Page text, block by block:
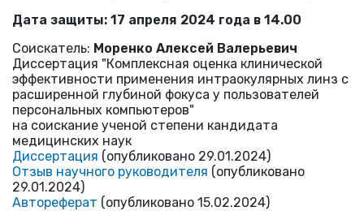
Дата защиты: 17 апреля 2024 года в 14.00
Cоискатель: Моренко Алексей Валерьевич
Диссертация "Комплексная оценка клинической
эффективности применения интраокулярных линз с
расширенной глубиной фокуса у пользователей
персональных компьютеров"
на соискание ученой степени кандидата
медицинских наук
Диссертация (опубликовано 29.01.2024)
Отзыв научного руководителя (опубликовано
29.01.2024)
Автореферат (опубликовано 15.02.2024)